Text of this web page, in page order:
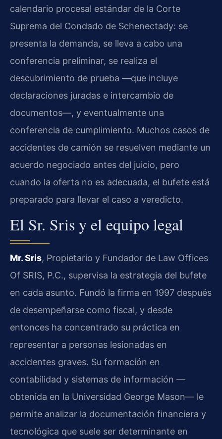
calendario procesal estándar de la Corte
Suprema del Condado de Schenectady: se
presenta la demanda, se lleva a cabo una
conferencia preliminar, se realiza el
descubrimiento de prueba —que incluye
declaraciones juradas e intercambio de
documentos—, y eventualmente una
conferencia de cumplimiento. Muchos casos de
accidentes de camión se resuelven mediante un
acuerdo negociado antes del juicio, pero
cuando la oferta no es adecuada, el bufete está
preparado para llevar el caso a veredicto.
El Sr. Sris y el equipo legal
Mr. Sris, Propietario y Fundador de Law Offices
Of SRIS, P.C., supervisa la estrategia del bufete
en cada asunto. Fundó la firma en 1997 después
de desempeñarse como fiscal, y desde
entonces ha concentrado su práctica en
representar a personas lesionadas en
accidentes graves. Su formación en
contabilidad y sistemas de información —
obtenida en la Universidad George Mason— le
permite analizar la documentación financiera y
tecnológica que suele ser determinante en